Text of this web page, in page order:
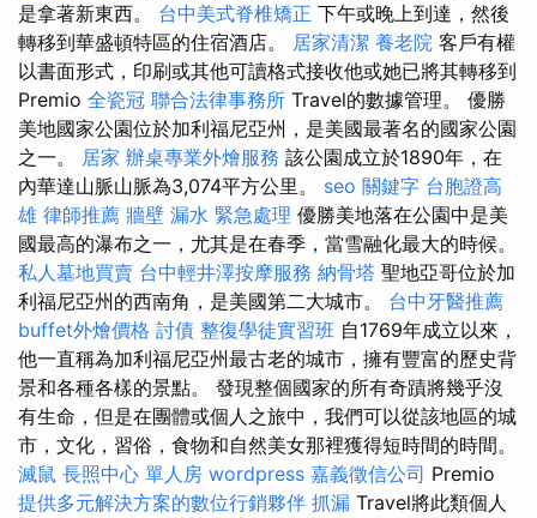
是拿著新東西。 台中美式脊椎矯正 下午或晚上到達，然後
轉移到華盛頓特區的住宿酒店。 居家清潔 養老院 客戶有權
以書面形式，印刷或其他可讀格式接收他或她已將其轉移到
Premio 全瓷冠 聯合法律事務所 Travel的數據管理。 優勝
美地國家公園位於加利福尼亞州，是美國最著名的國家公園
之一。 居家 辦桌專業外燴服務 該公園成立於1890年，在
內華達山脈山脈為3,074平方公里。 seo 關鍵字 台胞證高
雄 律師推薦 牆壁 漏水 緊急處理 優勝美地落在公園中是美
國最高的瀑布之一，尤其是在春季，當雪融化最大的時候。
私人墓地買賣 台中輕井澤按摩服務 納骨塔 聖地亞哥位於加
利福尼亞州的西南角，是美國第二大城市。 台中牙醫推薦
buffet外燴價格 討債 整復學徒實習班 自1769年成立以來，
他一直稱為加利福尼亞州最古老的城市，擁有豐富的歷史背
景和各種各樣的景點。 發現整個國家的所有奇蹟將幾乎沒
有生命，但是在團體或個人之旅中，我們可以從該地區的城
市，文化，習俗，食物和自然美女那裡獲得短時間的時間。
滅鼠 長照中心 單人房 wordpress 嘉義徵信公司 Premio
提供多元解決方案的數位行銷夥伴 抓漏 Travel將此類個人